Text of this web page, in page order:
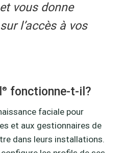
vous donne
l’accès à vos
® fonctionne-t-il?
faciale pour
et aux gestionnaires de
dans leurs installations.